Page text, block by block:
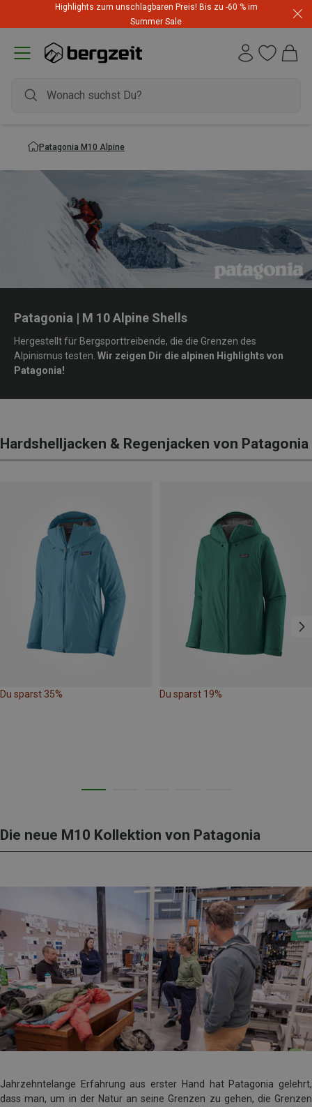
Highlights zum unschlagbaren Preis! Bis zu -60 % im
Summer Sale
Patagonia M10 Alpine
Patagonia | M 10 Alpine Shells
Hergestellt für Bergsporttreibende, die die Grenzen des
Alpinismus testen. Wir zeigen Dir die alpinen Highlights von
Patagonia!
Hardshelljacken & Regenjacken von Patagonia
Du sparst 35% Du sparst 19%
Die neue M10 Kollektion von Patagonia
Jahrzehntelange Erfahrung aus erster Hand hat Patagonia gelehrt,
dass man, um in der Natur an seine Grenzen zu gehen, die Grenzen